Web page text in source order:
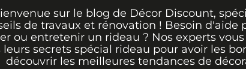
sur le blog de Décor Discount,
de travaux et rénovation ! Besoin d'aide
ou entretenir un rideau ? Nos experts
leurs secrets spécial rideau pour avoir les
découvrir les meilleures tendances de